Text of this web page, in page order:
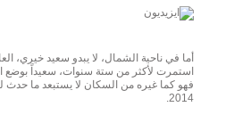
أما في ناحية الشمال، لا يبدو سعيد خيري،
استمرت لأكثر من ستة سنوات، سعيداً بوضع
فهو كما غيره من السكان لا يستبعد ما
2014.